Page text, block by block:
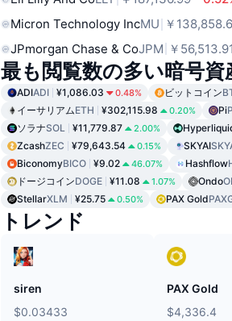
Micron Technology IncMU ￥
JPmorgan Chase & CoJPM ￥56,513.91
最も閲覧数の多い暗号資
ADIADI ¥1,086.03 0.48% ビットコイン
イーサリアムETH ¥302,115.98 0.20% Pi
ソラナSOL ¥11,779.87 2.00%
ZcashZEC ¥79,643.54 0.15% SKYAI
BiconomyBICO ¥9.02 46.07% Hashflow
ドージコインDOGE ¥11.08 1.07% Ondo
StellarXLM ¥25.75 0.50% PAX Gold
トレンド
siren
$0.03433
PAX Gold
$4,336.4